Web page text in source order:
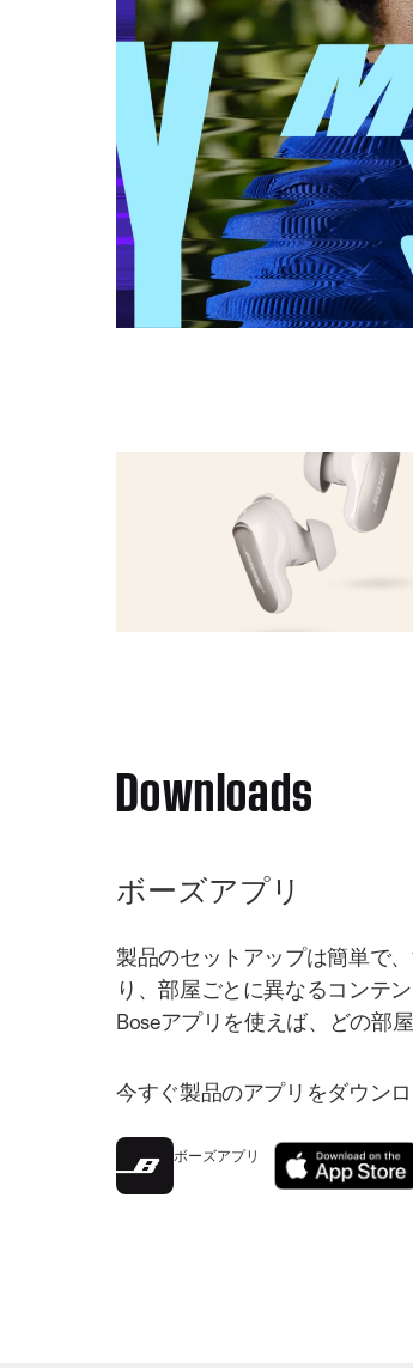
Downloads
ボーズアプリ
製品のセットアップは簡単で
り、部屋ごとに異なるコンテ
Boseアプリを使えば、どの部
今すぐ製品のアプリをダウンロ
ボーズアプリ